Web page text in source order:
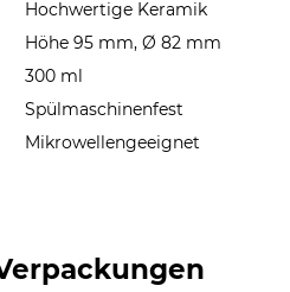
Hochwertige Keramik
Höhe 95 mm, Ø 82 mm
300 ml
Spülmaschinenfest
Mikrowellengeeignet